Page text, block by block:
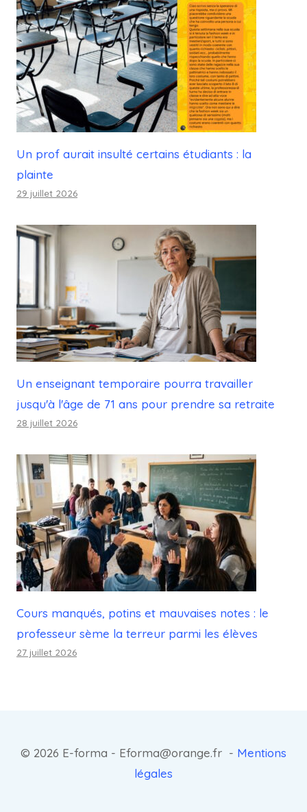
Un prof aurait insulté certains étudiants : la
plainte
29 juillet 2026
Un enseignant temporaire pourra travailler
jusqu'à l'âge de 71 ans pour prendre sa retraite
28 juillet 2026
Cours manqués, potins et mauvaises notes : le
professeur sème la terreur parmi les élèves
27 juillet 2026
© 2026 E-forma - Eforma@orange.fr - Mentions
légales